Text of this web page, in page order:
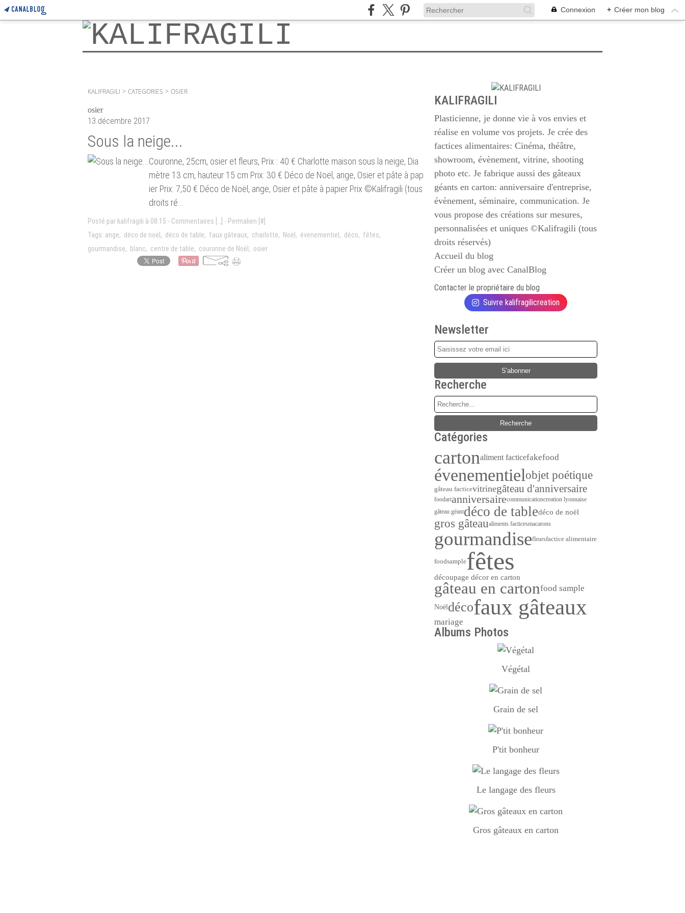
Connexion + Créer mon blog
KALIFRAGILI > CATEGORIES > OSIER
osier
13 décembre 2017
Sous la neige...
Couronne, 25cm, osier et fleurs, Prix : 40 € Charlotte maison sous la neige, Dia
mètre 13 cm, hauteur 15 cm Prix: 30 € Déco de Noël, ange, Osier et pâte à pap
ier Prix: 7,50 € Déco de Noël, ange, Osier et pâte à papier Prix ©Kalifragili (tous
droits ré...
Posté par kalifragili à 08:15 - Commentaires [ - Permalien [ #
Tags: ange, déco de noël , déco de table, faux gâteaux, charlotte, Noël , évenementiel , déco, fêtes,
gourmandise, blanc, centre de table, couronne de Noël , osier
KALIFRAGILI
Plasticienne, je donne vie à vos envies et
réalise en volume vos projets. Je crée des
factices alimentaires: Cinéma, théâtre,
showroom, évènement, vitrine, shooting
photo etc. Je fabrique aussi des gâteaux
géants en carton: anniversaire d'entreprise,
évènement, séminaire, communication. Je
vous propose des créations sur mesures,
personnalisées et uniques ©Kalifragili (tous
droits réservés)
Accueil du blog
Créer un blog avec CanalBlog
Contacter le propriétaire du blog
Suivre kalifragilicreation
Newsletter
Recherche
Catégories
cartonaliment facticefakefood
évenementielobjet poétique
gâteau facticevitrinegâteau d'anniversaire
foodartanniversairecommunicationcreation lyonnaise
gâteau géantdéco de tabledéco de noël
gros gâteaualiments facticesmacarons
gourmandisefleursfactice alimentaire
foodsamplefêtes
découpage décor en carton
gâteau en cartonfood sample
Noëldécofaux gâteaux
mariage
Albums Photos
Végétal
Grain de sel
P'tit bonheur
Le langage des fleurs
Gros gâteaux en carton